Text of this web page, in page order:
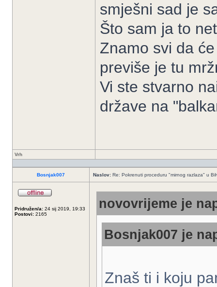
smješni sad je
Što sam ja to
Znamo svi da
previše je tu
Vi ste stvarno
države na
Vrh
Bosnjak007 Naslov: Re: Pokrenuti proceduru "mirnog razlaza" u
Pridružen/a: 24 sij 2019, 19:33
Postovi: 2165
novovrijeme je
Bosnjak007 je
Znaš ti i koju